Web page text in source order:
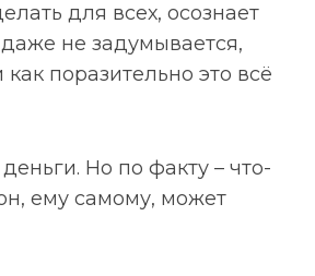
для всех, осознает
не задумывается,
поразительно это всё
Но по факту – что-
ему самому, может